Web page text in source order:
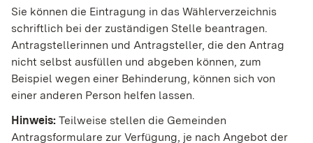
Sie können die Eintragung in das Wählerverzeichnis
schriftlich bei der zuständigen Stelle beantragen.
Antragstellerinnen und Antragsteller, die den Antrag
nicht selbst ausfüllen und abgeben können, zum
Beispiel wegen einer Behinderung, können sich von
einer anderen Person helfen lassen.
Hinweis: Teilweise stellen die Gemeinden
Antragsformulare zur Verfügung, je nach Angebot der